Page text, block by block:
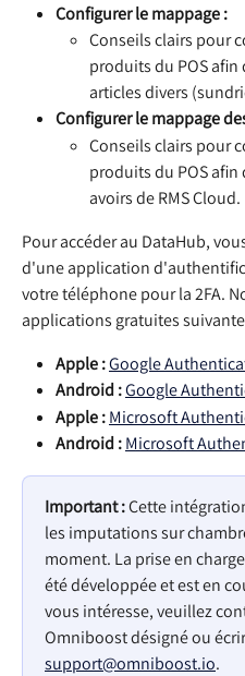
Configurer le mappage :
Conseils clairs pour
produits du POS
articles divers
Configurer le mappage
Conseils clairs pour
produits du POS
avoirs de RMS Cloud.
Pour accéder au DataHub,
d'une application
votre téléphone pour la 2FA.
applications gratuites
Apple :Google
Android :Google
Apple :Microsoft
Android :Microsoft
Important : Cette
les imputations sur
moment. La prise en
été développée et est en
vous intéresse, veuillez
Omniboost désigné ou
support@omniboost.io.